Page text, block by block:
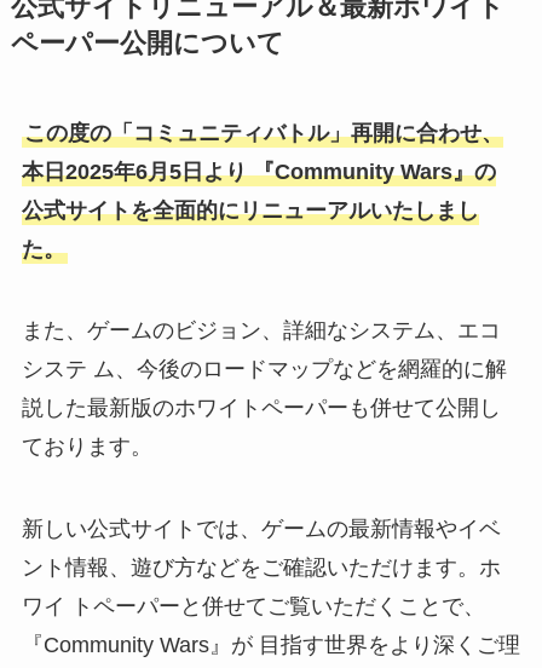
公式サイトリニューアル＆最新ホワイト
ペーパー公開について
この度の「コミュニティバトル」再開に合わせ、
本⽇2025年6⽉5⽇より 『Community Wars』の
公式サイトを全⾯的にリニューアルいたしまし
た。
また、ゲームのビジョン、詳細なシステム、エコ
システ ム、今後のロードマップなどを網羅的に解
説した最新版のホワイトペーパーも併せて公開し
ております。
新しい公式サイトでは、ゲームの最新情報やイベ
ント情報、遊び⽅などをご確認いただけます。ホ
ワイ トペーパーと併せてご覧いただくことで、
『Community Wars』が ⽬指す世界をより深くご理